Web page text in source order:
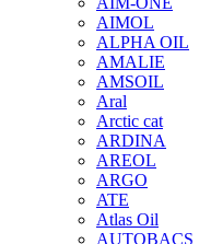
AIMOL
ALPHA OIL
AMALIE
AMSOIL
Aral
Arctic cat
ARDINA
AREOL
ARGO
ATE
Atlas Oil
AUTOBACS